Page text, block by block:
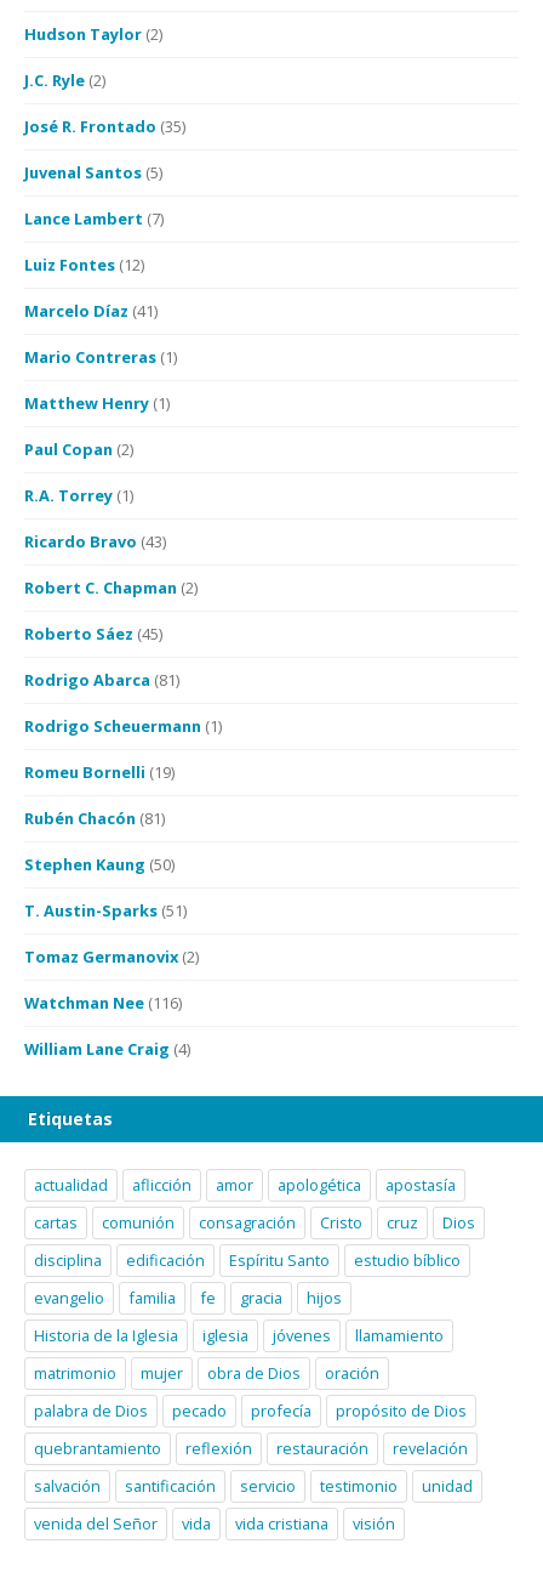
Hudson Taylor (2)
J.C. Ryle (2)
José R. Frontado (35)
Juvenal Santos (5)
Lance Lambert (7)
Luiz Fontes (12)
Marcelo Díaz (41)
Mario Contreras (1)
Matthew Henry (1)
Paul Copan (2)
R.A. Torrey (1)
Ricardo Bravo (43)
Robert C. Chapman (2)
Roberto Sáez (45)
Rodrigo Abarca (81)
Rodrigo Scheuermann (1)
Romeu Bornelli (19)
Rubén Chacón (81)
Stephen Kaung (50)
T. Austin-Sparks (51)
Tomaz Germanovix (2)
Watchman Nee (116)
William Lane Craig (4)
Etiquetas
actualidad aflicción amor apologética
apostasía
cartas
comunión consagración Cristo cruz
Dios
disciplina
edificación Espíritu Santo
estudio bíblico
evangelio
familia fe gracia
hijos
Historia de la Iglesia
iglesia jóvenes
llamamiento
matrimonio
mujer obra de Dios
oración
palabra de Dios
pecado profecía
propósito de Dios
quebrantamiento
reflexión restauración
revelación
salvación
santificación servicio testimonio
unidad
venida del Señor
vida vida cristiana visión